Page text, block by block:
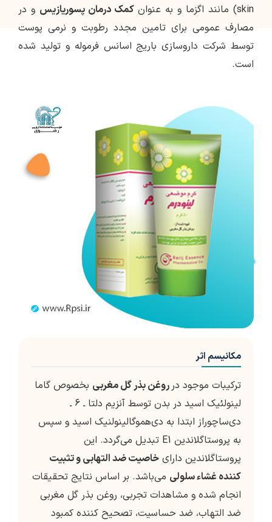
skin) مانند اگزما و به عنوان
کمک درمان پسوریازیس و در
مصارف عمومی برای تامین مجدد رطوبت و نرمی پوست
توسط شرکت داروسازی باریج اسانس فرموله و تولید شده
است.
مکانیسم اثر
ترکیبات موجود درروغن بذر گل مغربی بخصوص گاما
لینولئیک اسید در بدن توسط آنزیم دلتا ـ 6 ـ
دی‌ساچوراز ابتدا به دی‌هموگالینولنیک اسید و سپس
به پروستاگلاندین E1 تبدیل می‌گردد. این
پروستاگلاندین دارای خاصیت ضد التهابی و تثبیت
کننده غشاء سلولی می‌باشد. بر اساس نتایج تحقیقات
انجام شده و مشاهدات تجربی، روغن بذر گل مغربی
ضد التهاب،‌ ضد حساسیت، تصحیح کننده کمبود